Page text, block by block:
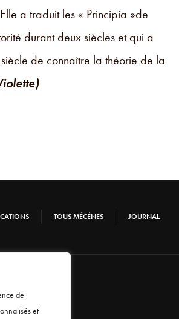
de
et
a traduit les « Principia »de
durant deux siècles et qui a
de connaître la théorie de la
TOUS MÉCÉNES JOURNAL